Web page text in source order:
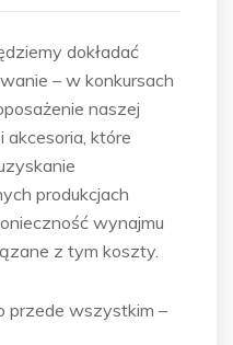
dokładać
– w konkursach
naszej
które
produkcjach
wynajmu
z tym koszty.
przede wszystkim –